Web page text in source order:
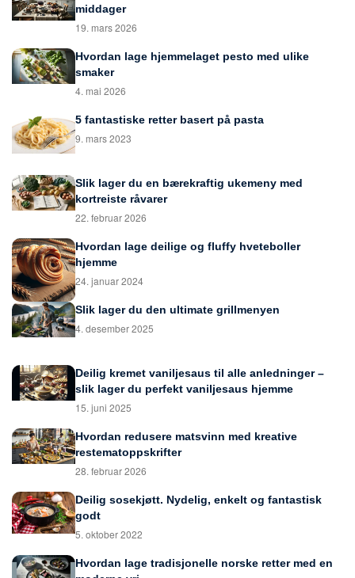
middager
19. mars 2026
Hvordan lage hjemmelaget pesto med ulike
smaker
4. mai 2026
5 fantastiske retter basert på pasta
9. mars 2023
Slik lager du en bærekraftig ukemeny med
kortreiste råvarer
22. februar 2026
Hvordan lage deilige og fluffy hveteboller
hjemme
24. januar 2024
Slik lager du den ultimate grillmenyen
4. desember 2025
Deilig kremet vaniljesaus til alle anledninger –
slik lager du perfekt vaniljesaus hjemme
15. juni 2025
Hvordan redusere matsvinn med kreative
restematoppskrifter
28. februar 2026
Deilig sosekjøtt. Nydelig, enkelt og fantastisk
godt
5. oktober 2022
Hvordan lage tradisjonelle norske retter med en